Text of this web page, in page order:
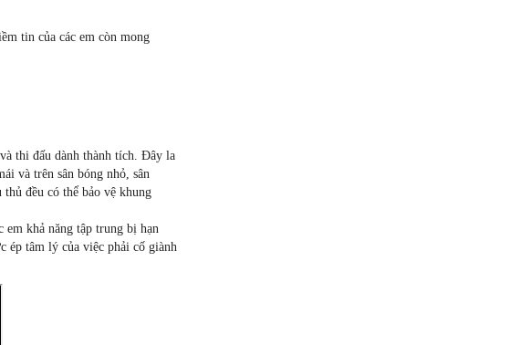
tin của các em còn mong
thi đấu dành thành tích. Đây la
và trên sân bóng nhỏ, sân
đều có thể bảo vệ khung
em khả năng tập trung bị hạn
ép tâm lý của việc phải cố giành